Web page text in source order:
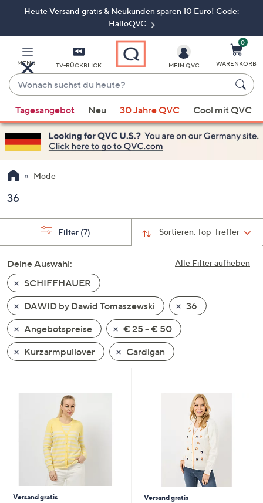
ZumHeute Versand gratis & Neukunden sparen 10 Euro! Code:
HalloQVC
MENÜ TV-RÜCKBLICK
Wonach
suchst
du
heute?
Vorschläge
verfügbar
sind,
verwenden
Sie
Pfeiltasten
nach
und
nach
unten
oder
wischen
Sie
auf
Touch-
Geräten
anzuzeigen.
MEIN QVC
0
WARENKORB
Tagesangebot Neu 30 Jahre QVC Cool mit QVC
Mode
36
Sortieren:Top-Treffer
Filter (7)
Alle Filter aufheben
Deine Auswahl:
SCHIFFHAUER
DAWID by Dawid Tomaszewski
36
Angebotspreise
€ 25 - € 50
Kurzarmpullover
Cardigan
Versand gratis
Versand gratis